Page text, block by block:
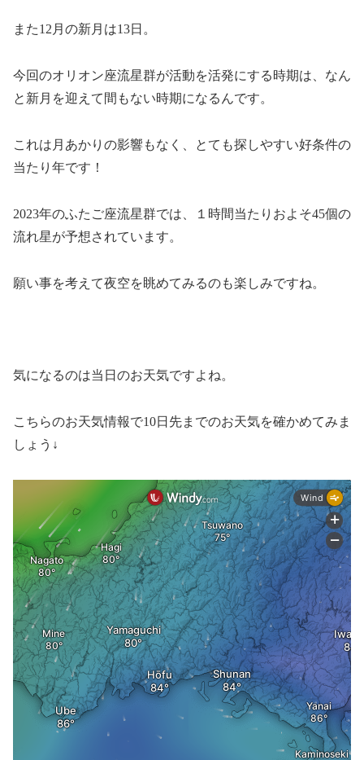
また12月の新月は13日。
今回のオリオン座流星群が活動を活発にする時期は、なん
と新月を迎えて間もない時期になるんです。
これは月あかりの影響もなく、とても探しやすい好条件の
当たり年です！
2023年のふたご座流星群では、
１時間当たりおよそ45個の
流れ星が予想されています。
願い事を考えて夜空を眺めてみるのも楽しみですね。
気になるのは当日のお天気ですよね。
こちらのお天気情報で10日先までのお天気を確かめてみま
しょう↓